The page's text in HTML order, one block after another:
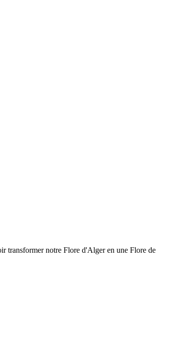
transformer notre Flore d'Alger en une Flore de